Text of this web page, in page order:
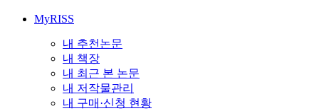
MyRISS
내 추천논문
내 책장
내 최근 본 논문
내 저작물관리
내 구매·신청 현황